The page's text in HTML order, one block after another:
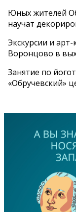
Юных жителей
научат
Экскурсии и
Воронцово в
Занятие по
«Обручевский»